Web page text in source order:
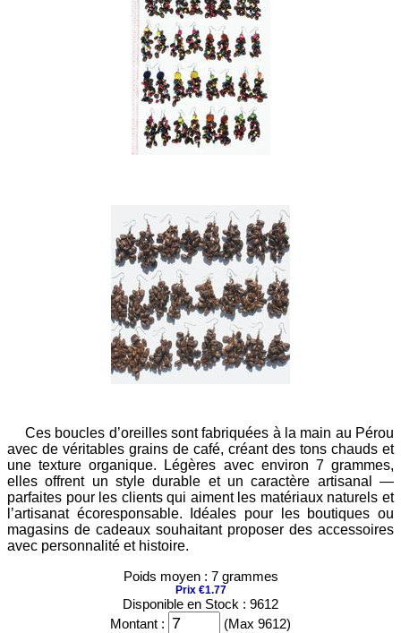
Ces boucles d’oreilles sont fabriquées à la main au Pérou
avec de véritables grains de café, créant des tons chauds et
une texture organique. Légères avec environ 7 grammes,
elles offrent un style durable et un caractère artisanal —
parfaites pour les clients qui aiment les matériaux naturels et
l’artisanat écoresponsable. Idéales pour les boutiques ou
magasins de cadeaux souhaitant proposer des accessoires
avec personnalité et histoire.
Poids moyen : 7 grammes
Prix €1.77
Disponible en Stock : 9612
Montant :
(Max 9612)